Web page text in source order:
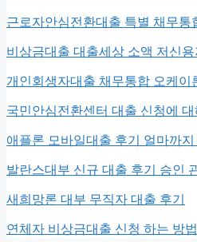
근로자안심전환대출 특별 채무통
비상금대출 대출세상 소액 저신용
개인회생자대출 채무통합 오케이
국민안심전환센터 대출 신청에 대
애플론 모바일대출 후기 얼마까지
발란스대부 신규 대출 후기 승인
새희망론 대부 무직자 대출 후기
연체자 비상금대출 신청 하는 방법